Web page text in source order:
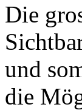
Die
und
die